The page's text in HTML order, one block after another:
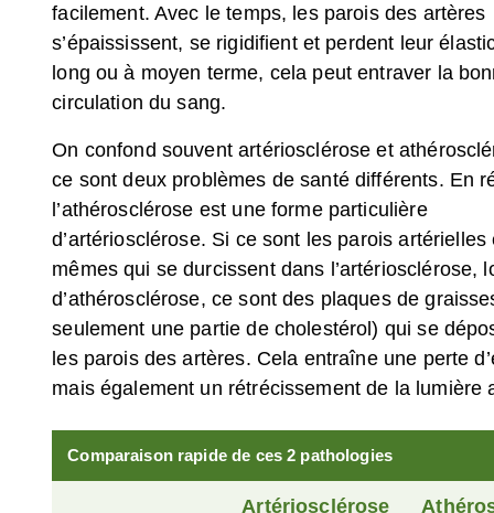
facilement. Avec le temps, les parois des artères
s’épaississent, se rigidifient et perdent leur
long ou à moyen terme, cela peut entraver la
circulation du sang.
On confond souvent artériosclérose et
ce sont deux problèmes de santé différents. En
l’athérosclérose est une forme particulière
d’artériosclérose. Si ce sont les parois artérielles
mêmes qui se durcissent dans l’artériosclérose,
d’athérosclérose, ce sont des plaques de
seulement une partie de cholestérol) qui se
les parois des artères. Cela entraîne une perte
mais également un rétrécissement de la lumière
Comparaison rapide de ces 2 pathologies
Artériosclérose